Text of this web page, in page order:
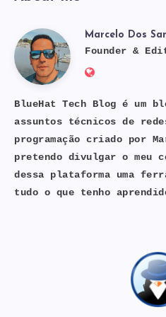
Marcelo
Dos
Santos
Marcelo Dos
Founder &
Website:
BlueHat Tech Blog é um
assuntos técnicos de
programação criado por
pretendo divulgar o meu
dessa plataforma uma
tudo o que tenho